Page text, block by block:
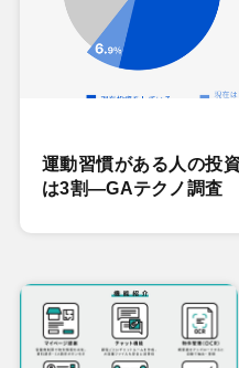
運動習慣がある人の投
は3割―GAテクノ調査